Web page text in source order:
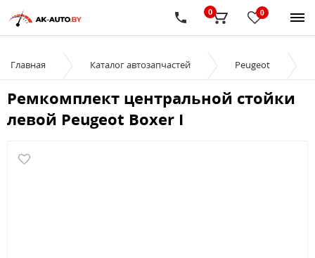
0
0
Главная Каталог автозапчастей Peugeot
Ремкомплект центральной стойки
левой Peugeot Boxer I